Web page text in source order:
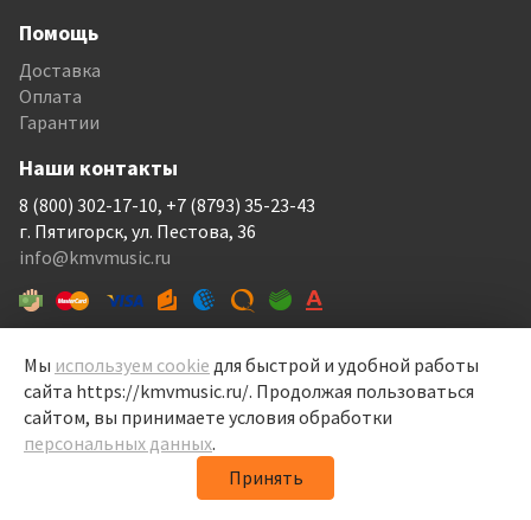
Помощь
Доставка
Оплата
Гарантии
Наши контакты
8 (800) 302-17-10, +7 (8793) 35-23-43
г. Пятигорск, ул. Пестова, 36
info@kmvmusic.ru
КМВ Мьюзик © 1999-2026
Перелицовка сайта —Рекламный контент, 2022
Политика конфиденциальности
Политика обработки персональных данных
Мы используем cookie для быстрой и удобной работы
сайта https://kmvmusic.ru/. Продолжая пользоваться
сайтом, вы принимаете условия обработки
персональных данных.
Принять